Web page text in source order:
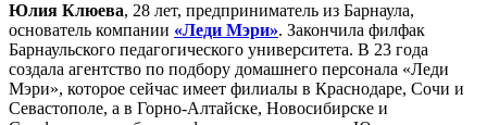
Юлия Клюева, 28 лет, предприниматель из Барнаула,
основатель компании «Леди Мэри». Закончила филфак
Барнаульского педагогического университета. В 23 года
создала агентство по подбору домашнего персонала «Леди
Мэри», которое сейчас имеет филиалы в Краснодаре, Сочи и
Севастополе, а в Горно-Алтайске, Новосибирске и